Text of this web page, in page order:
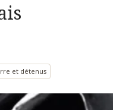
et détenus